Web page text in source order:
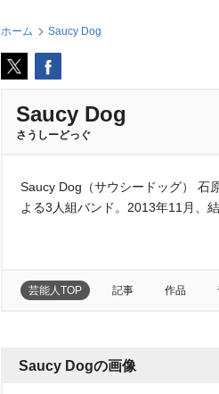
ホーム Saucy Dog
Saucy Dog
さうしーどっぐ
Saucy Dog（サウシードッグ） 石
よる3人組バンド。2013年11月、結
芸能人TOP 記事 作品
Saucy Dogの画像